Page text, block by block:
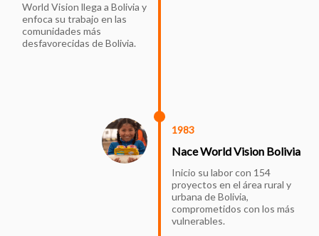
World Vision llega a Bolivia y
enfoca su trabajo en las
comunidades más
desfavorecidas de Bolivia.
1983
Nace World Vision Bolivia
Inicio su labor con 154
proyectos en el área rural y
urbana de Bolivia,
comprometidos con los más
vulnerables.